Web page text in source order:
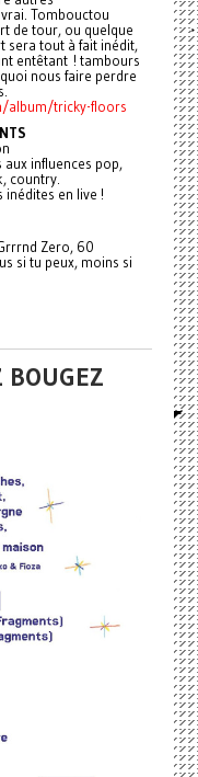
Tombouctou
de tour, ou quelque
sera tout à fait inédit,
entêtant ! tambours
nous faire perdre
album/tricky-floors
influences pop,
country.
inédites en live !
Zero, 60
si tu peux, moins si